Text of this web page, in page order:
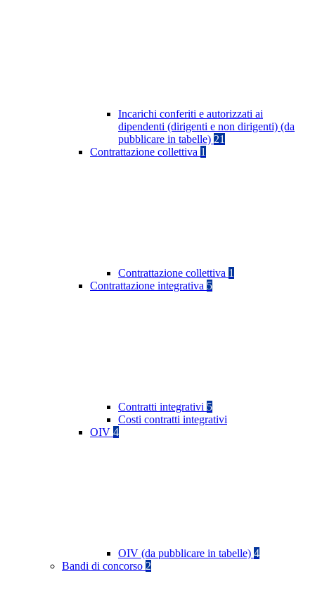
Incarichi conferiti e autorizzati ai
dipendenti (dirigenti e non dirigenti) (da
pubblicare in tabelle) 21
Contrattazione collettiva 1
Contrattazione collettiva 1
Contrattazione integrativa 5
Contratti integrativi 5
Costi contratti integrativi
OIV 4
OIV (da pubblicare in tabelle) 4
Bandi di concorso 2